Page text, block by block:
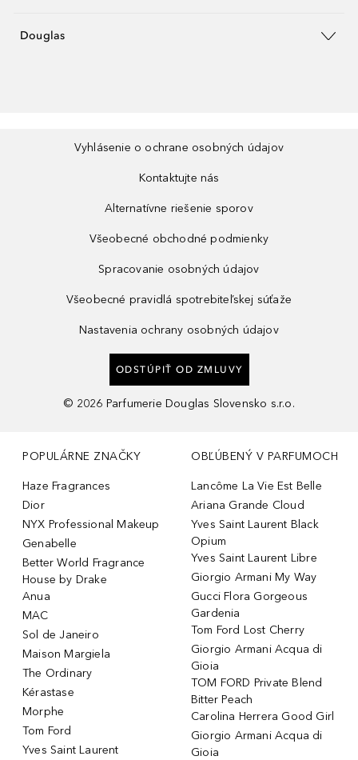
Douglas
Vyhlásenie o ochrane osobných údajov
Kontaktujte nás
Alternatívne riešenie sporov
Všeobecné obchodné podmienky
Spracovanie osobných údajov
Všeobecné pravidlá spotrebiteľskej súťaže
Nastavenia ochrany osobných údajov
ODSTÚPIŤ OD ZMLUVY
© 2026 Parfumerie Douglas Slovensko s.r.o.
POPULÁRNE ZNAČKY
Haze Fragrances
Dior
NYX Professional Makeup
Genabelle
Better World Fragrance
House by Drake
Anua
MAC
Sol de Janeiro
Maison Margiela
The Ordinary
Kérastase
Morphe
Tom Ford
Yves Saint Laurent
OBĽÚBENÝ V PARFUMOCH
Lancôme La Vie Est Belle
Ariana Grande Cloud
Yves Saint Laurent Black
Opium
Yves Saint Laurent Libre
Giorgio Armani My Way
Gucci Flora Gorgeous
Gardenia
Tom Ford Lost Cherry
Giorgio Armani Acqua di
Gioia
TOM FORD Private Blend
Bitter Peach
Carolina Herrera Good Girl
Giorgio Armani Acqua di
Gioia